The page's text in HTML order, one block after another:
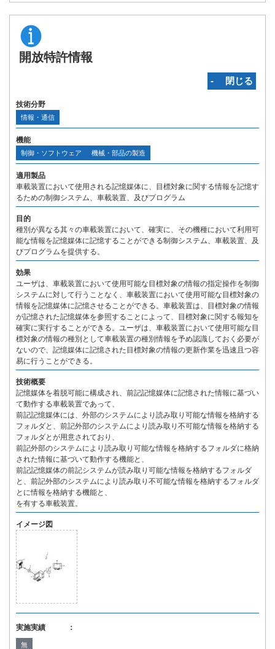
開放特許情報
‐ 閉じる
技術分野
情報・通信
機能
制御・ソフトウェア 機械・部品の製造
適用製品
車載装置において使用される記憶媒体に、目標対象に関する情報を記憶す
るための制御システム、車載装置、及びプログラム
目的
種別が異なる其々の車載装置において、確実に、その機種において利用可
能な情報を記憶媒体に記憶することができる制御システム、車載装置、及
びプログラムを提供する。
効果
ユーザは、車載装置において使用可能な目標対象の情報の指定操作を制御
システムに対して行うことなく、車載装置において使用可能な目標対象の
情報を記憶媒体に記憶させることができる。車載装置は、目標対象の情報
が記憶された記憶媒体を参照することによって、目標対象に関する報知を
確実に実行することができる。ユーザは、車載装置において使用可能な目
標対象の情報の種別として車載装置の種別情報を予め認識しておく必要が
ないので、記憶媒体に記憶された目標対象の情報の更新作業を迅速且つ容
易に行うことができる。
技術概要
記憶媒体を着脱可能に構成され、前記記憶媒体に記憶された情報に基づい
て動作する車載装置であって、
前記記憶媒体には、外部のシステムにより読み取り可能な情報を格納する
フォルダと、前記外部のシステムにより読み取り不可能な情報を格納する
フォルダとが用意されており、
前記外部のシステムにより読み取り可能な情報を格納するフォルダに格納
された情報に基づいて動作する機能と、
前記記憶媒体の前記システムが読み取り可能な情報を格納するフォルダ
と、前記外部のシステムにより読み取り不可能な情報を格納するフォルダ
とに情報を格納する機能と、
を有する車載装置。
イメージ図
実施実績 ：
無